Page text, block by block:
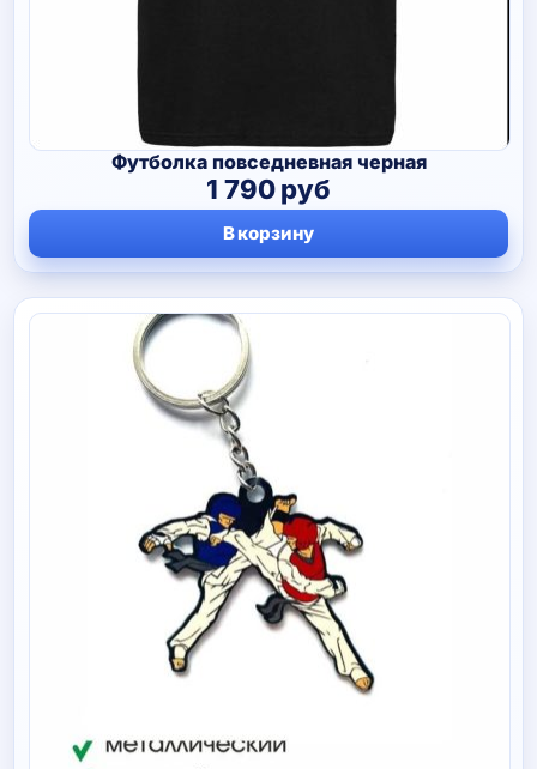
Футболка повседневная черная
1 790руб
В корзину